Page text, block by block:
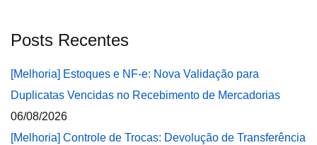
Posts Recentes
[Melhoria] Estoques e NF-e: Nova Validação para
Duplicatas Vencidas no Recebimento de Mercadorias
06/08/2026
[Melhoria] Controle de Trocas: Devolução de Transferência